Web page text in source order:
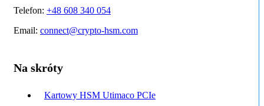
Telefon: +48 608 340 054
Email: connect@crypto-hsm.com
Na skróty
Kartowy HSM Utimaco PCIe